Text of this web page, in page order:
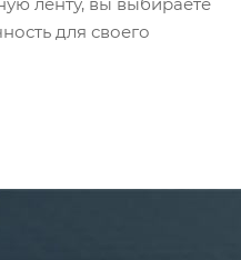
для своего